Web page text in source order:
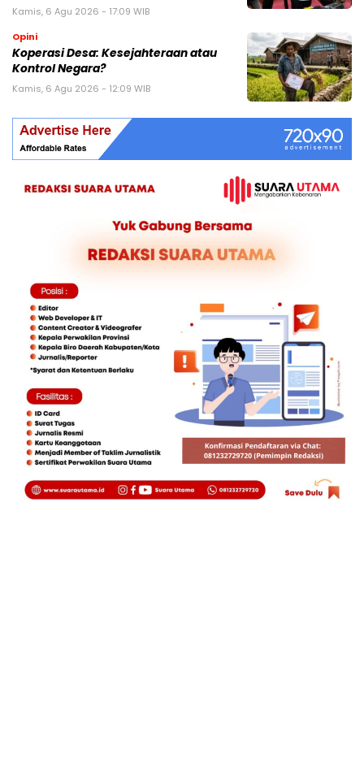
Kamis, 6 Agu 2026 - 17:09 WIB
Opini
Koperasi Desa: Kesejahteraan atau
Kontrol Negara?
Kamis, 6 Agu 2026 - 12:09 WIB